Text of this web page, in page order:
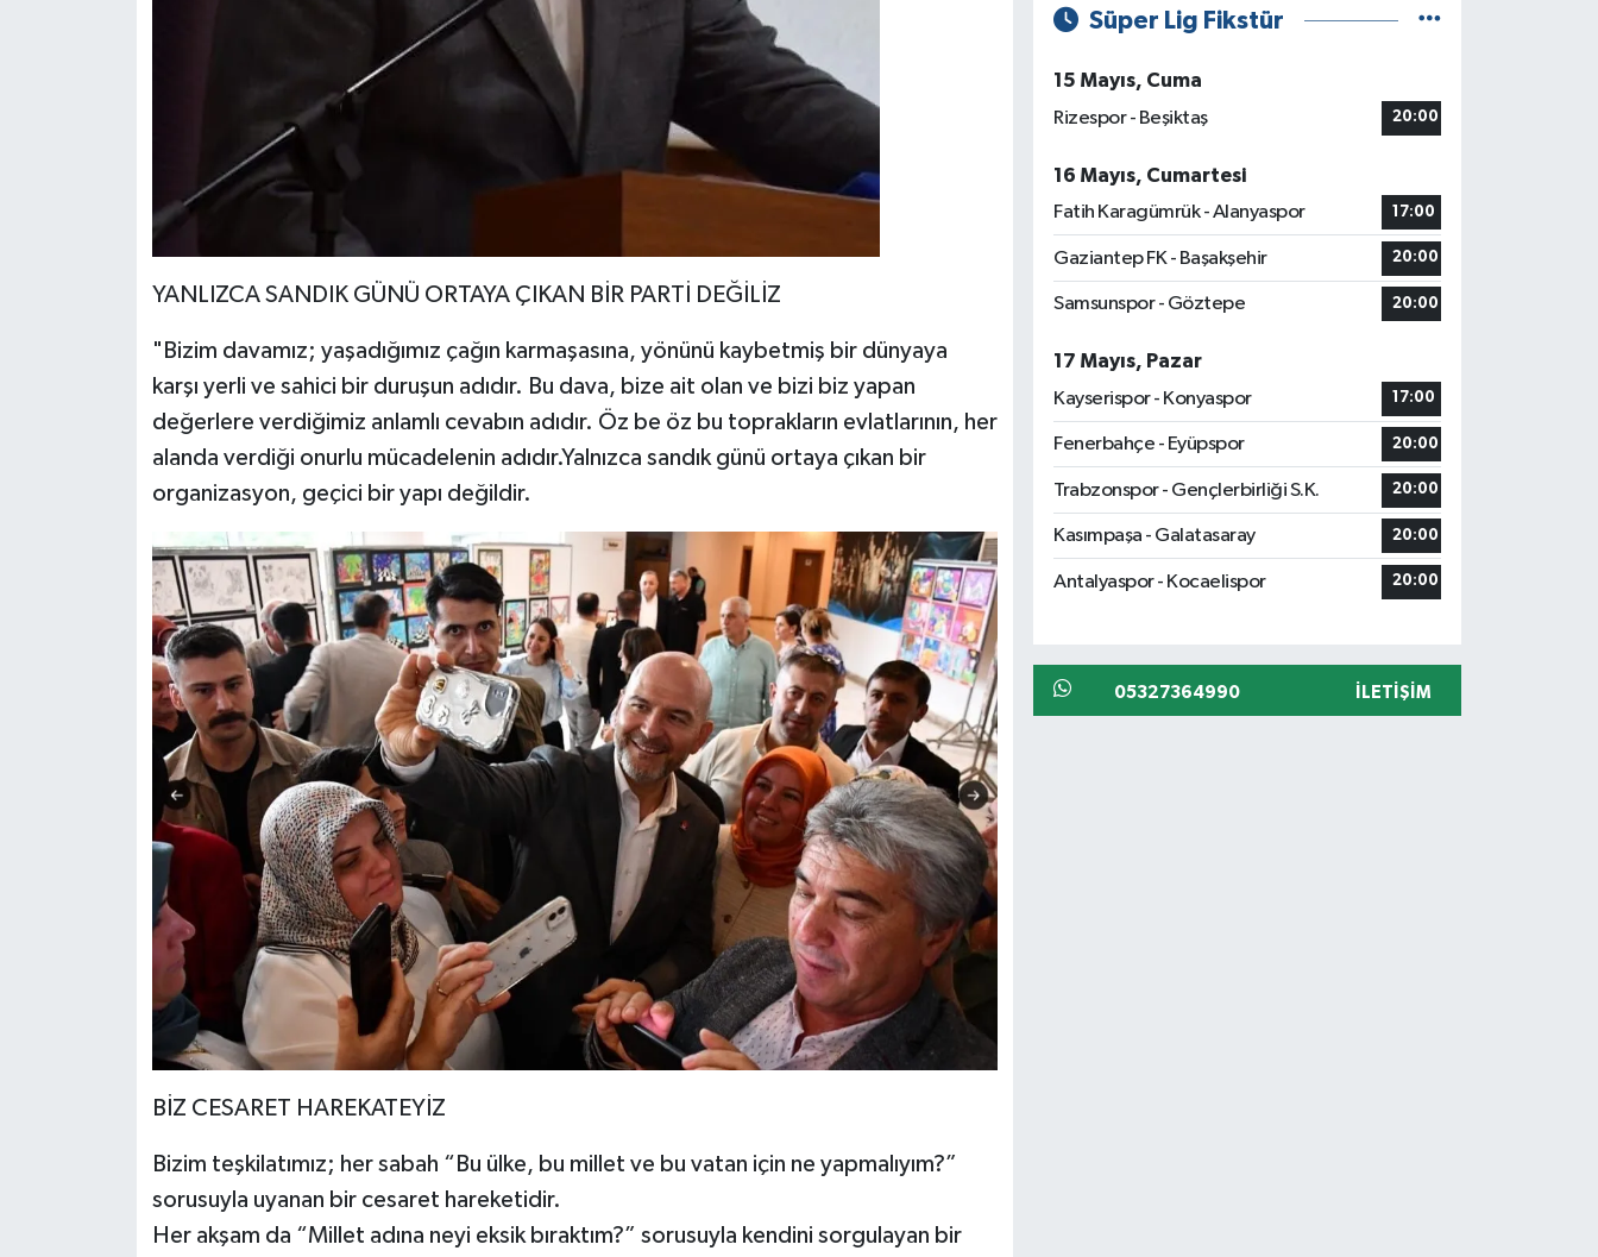
YANLIZCA SANDIK GÜNÜ ORTAYA ÇIKAN BİR PARTİ DEĞİLİZ
"Bizim davamız; yaşadığımız çağın karmaşasına, yönünü kaybetmiş bir dünyaya
karşı yerli ve sahici bir duruşun adıdır. Bu dava, bize ait olan ve bizi biz yapan
değerlere verdiğimiz anlamlı cevabın adıdır. Öz be öz bu toprakların evlatlarının, her
alanda verdiği onurlu mücadelenin adıdır.Yalnızca sandık günü ortaya çıkan bir
organizasyon, geçici bir yapı değildir.
BİZ CESARET HAREKATEYİZ
Bizim teşkilatımız; her sabah “Bu ülke, bu millet ve bu vatan için ne yapmalıyım?”
sorusuyla uyanan bir cesaret hareketidir.
Her akşam da “Millet adına neyi eksik bıraktım?” sorusuyla kendini sorgulayan bir
Süper Lig Fikstür
15 Mayıs, Cuma
Rizespor - Beşiktaş
20:00
16 Mayıs, Cumartesi
Fatih Karagümrük - Alanyaspor
17:00
Gaziantep FK - Başakşehir 20:00
Samsunspor - Göztepe 20:00
17 Mayıs, Pazar
Kayserispor - Konyaspor
17:00
Fenerbahçe - Eyüpspor 20:00
Trabzonspor - Gençlerbirliği S.K. 20:00
Kasımpaşa - Galatasaray 20:00
Antalyaspor - Kocaelispor 20:00
05327364990 İLETIŞIM